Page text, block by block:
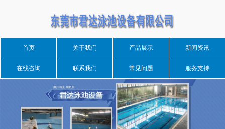
首页 关于我们 产品展示 新闻资讯
在线咨询 联系我们 常见问题 服务支持